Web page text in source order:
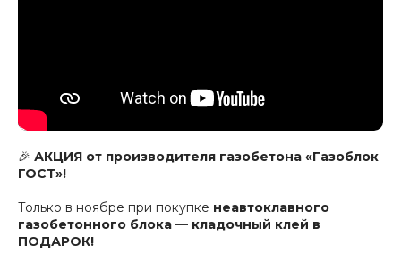
🎉 АКЦИЯ от производителя газобетона «Газоблок
ГОСТ»!
Только в ноябре при покупке неавтоклавного
газобетонного блока — кладочный клей в
ПОДАРОК!